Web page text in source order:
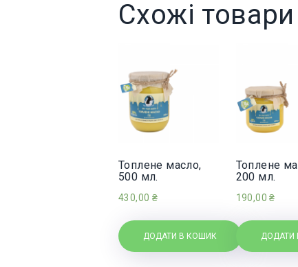
Схожі товари
Топлене масло,
500 мл.
430,00 ₴
ДОДАТИ В КОШИК
Топлене
200 мл.
190,00₴
ДОДАТИ